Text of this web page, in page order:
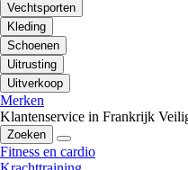
Vechtsporten
Kleding
Schoenen
Uitrusting
Uitverkoop
Merken
Klantenservice in Frankrijk
Zoeken
Fitness en cardio